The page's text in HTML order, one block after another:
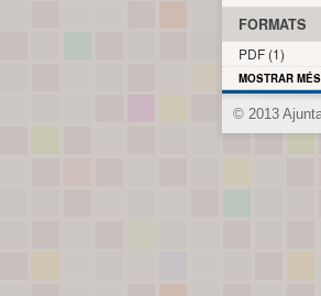
FORMATS
PDF (1)
MOSTRAR
© 2013